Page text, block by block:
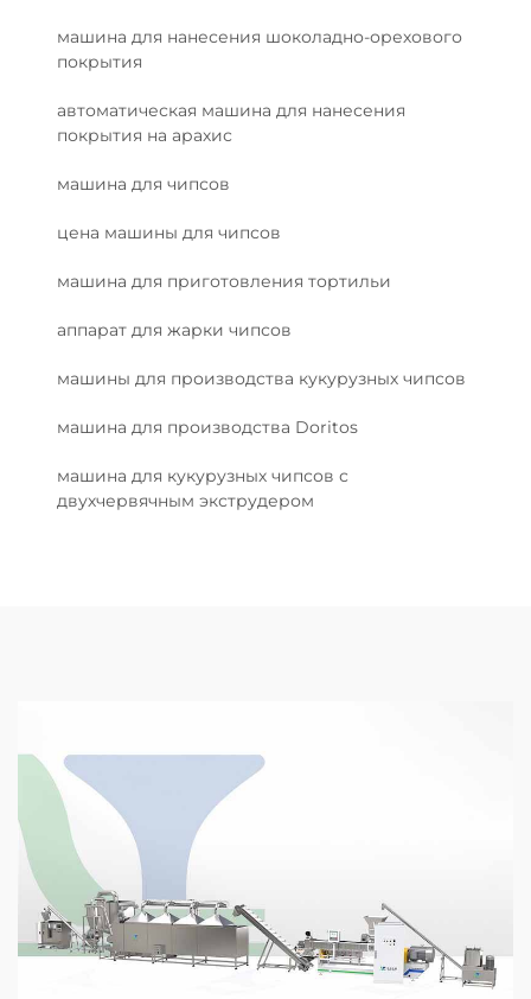
машина для нанесения шоколадно-орехового
покрытия
автоматическая машина для нанесения
покрытия на арахис
машина для чипсов
цена машины для чипсов
машина для приготовления тортильи
аппарат для жарки чипсов
машины для производства кукурузных чипсов
машина для производства Doritos
машина для кукурузных чипсов с
двухчервячным экструдером